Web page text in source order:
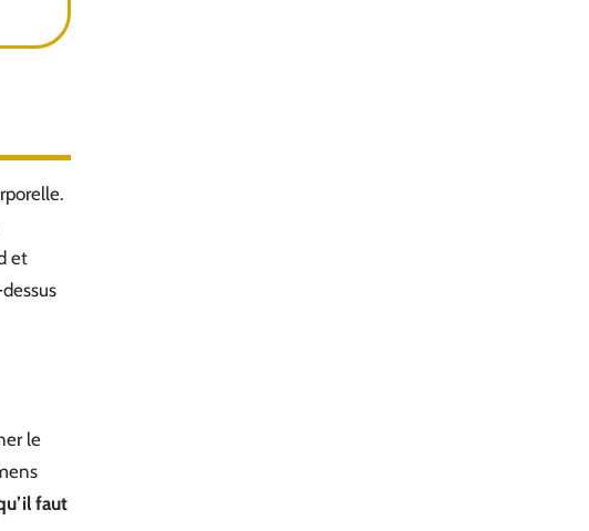
et
le
faut